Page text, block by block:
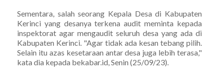
Sementara, salah seorang Kepala Desa di Kabupaten
Kerinci yang desanya terkena audit meminta kepada
inspektorat agar mengaudit seluruh desa yang ada di
Kabupaten Kerinci. "Agar tidak ada kesan tebang pilih.
Selain itu azas kesetaraan antar desa juga lebih terasa,"
kata dia kepada bekabar.id, Senin (25/09/23).